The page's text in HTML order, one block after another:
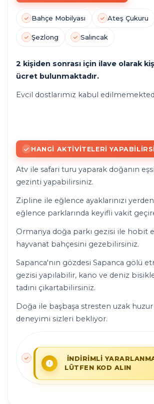
Bahçe Mobilyası Ateş Çukuru
Şezlong Salıncak
2 kişiden sonrası için ilave olarak
ücret bulunmaktadır.
Evcil dostlarımız kabul
HANGI AKTIVITELERI
Atv ile safari turu yaparak doğanın
gezinti yapabilirsiniz.
Zipline ile eğlence ayaklarınızı
eğlence parklarında keyifli vakit
Ormanya doğa parkı gezisi ile hobit
hayvanat bahçesini gezebilirsiniz.
Sapanca'nın gözdesi Sapanca gölü
gezisi yapılabilir, kano ve deniz
tadını çıkartabilirsiniz.
Doğa ile başbaşa stresten uzak
deneyimi sizleri bekliyor.
İNDİRİMLİ
LÜTFEN KOD ALIN